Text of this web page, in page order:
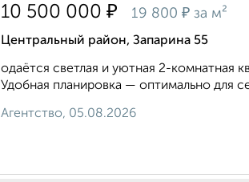
10 500 000 ₽ 19 800 ₽ за м²
Центральный район, Запарина 55
одаётся светлая и уютная 2-
Удобная планировка — оптимально
Агентство, 05.08.2026